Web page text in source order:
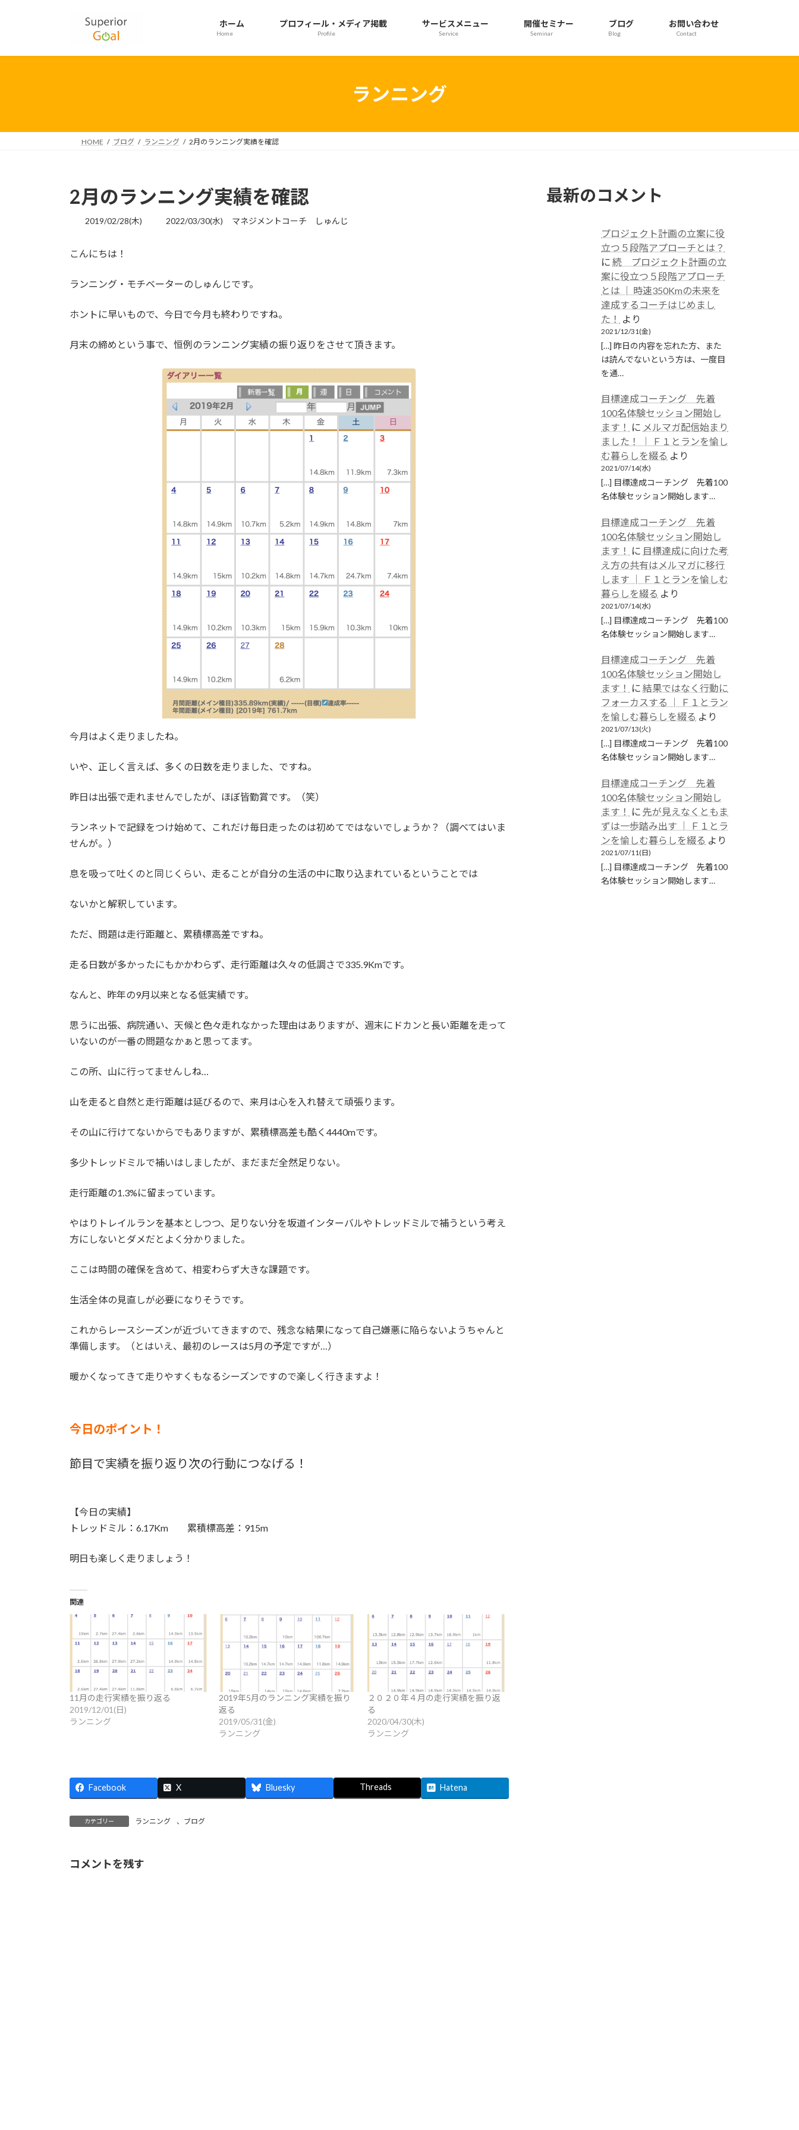
プ
動
ホーム
Home
プロフィール・メディア掲載
Profile
サービスメニュー
Service
開催セミナー
Seminar
ブログ
Blog
お問い合わせ
Contact
ランニング
HOME ブログ ランニング 2月のランニング実績を確認
2月のランニング実績を確認
2019/02/28(木)
最
時
:
2022/03/30(水) マネジメントコーチ しゅんじ
こんにちは！
ランニング・モチベーターのしゅんじです。
ホントに早いもので、今日で今月も終わりですね。
月末の締めという事で、恒例のランニング実績の振り返りをさせて頂きます。
今月はよく走りましたね。
いや、正しく言えば、多くの日数を走りました、ですね。
昨日は出張で走れませんでしたが、ほぼ皆勤賞です。（笑）
ランネットで記録をつけ始めて、これだけ毎日走ったのは初めてではないでしょうか？（調べてはいま
せんが。）
息を吸って吐くのと同じくらい、走ることが自分の生活の中に取り込まれているということでは
ないかと解釈しています。
ただ、問題は走行距離と、累積標高差ですね。
走る日数が多かったにもかかわらず、走行距離は久々の低調さで335.9Kmです。
なんと、昨年の9月以来となる低実績です。
思うに出張、病院通い、天候と色々走れなかった理由はありますが、週末にドカンと長い距離を走って
いないのが一番の問題なかぁと思ってます。
この所、山に行ってませんしね…
山を走ると自然と走行距離は延びるので、来月は心を入れ替えて頑張ります。
その山に行けてないからでもありますが、累積標高差も酷く4440mです。
多少トレッドミルで補いはしましたが、まだまだ全然足りない。
走行距離の1.3%に留まっています。
やはりトレイルランを基本としつつ、足りない分を坂道インターバルやトレッドミルで補うという考え
方にしないとダメだとよく分かりました。
ここは時間の確保を含めて、相変わらず大きな課題です。
生活全体の見直しが必要になりそうです。
これからレースシーズンが近づいてきますので、残念な結果になって自己嫌悪に陥らないようちゃんと
準備します。（とはいえ、最初のレースは5月の予定ですが…）
暖かくなってきて走りやすくもなるシーズンですので楽しく行きますよ！
今日のポイント！
節目で実績を振り返り次の行動につなげる！
【今日の実績】
トレッドミル：6.17Km 累積標高差：915m
明日も楽しく走りましょう！
関連
11月の走行実績を振り返る
2019/12/01(日)
ランニング
2019年5月のランニング実績を振り
返る
2019/05/31(金)
ランニング
２０２０年４月の走行実績を振り返
る
2020/04/30(木)
ランニング
Facebook X Bluesky Threads Hatena
カテゴリー ランニング 、 ブログ
コメントを残す
最新のコメント
プロジェクト計画の立案に役
立つ５段階アプローチとは？
に続 プロジェクト計画の立
案に役立つ５段階アプローチ
とは │ 時速350Kmの未来を
達成するコーチはじめまし
た！
より
2021/12/31(金)
[…] 昨日の内容を忘れた方、また
は読んでないという方は、一度目
を通…
目標達成コーチング 先着
100名体験セッション開始し
ます！
に メルマガ配信始まり
ました！ │ Ｆ１とランを愉し
む暮らしを綴る より
2021/07/14(水)
[…] 目標達成コーチング 先着100
名体験セッション開始します…
目標達成コーチング 先着
100名体験セッション開始し
ます！
に 目標達成に向けた考
え方の共有はメルマガに移行
します │ Ｆ１とランを愉しむ
暮らしを綴る より
2021/07/14(水)
[…] 目標達成コーチング 先着100
名体験セッション開始します…
目標達成コーチング 先着
100名体験セッション開始し
ます！
に結果ではなく行動に
フォーカスする │ Ｆ１とラン
を愉しむ暮らしを綴る より
2021/07/13(火)
[…] 目標達成コーチング 先着100
名体験セッション開始します…
目標達成コーチング 先着
100名体験セッション開始し
ます！
に先が見えなくともま
ずは一歩踏み出す │ Ｆ１とラ
ンを愉しむ暮らしを綴る より
2021/07/11(日)
[…] 目標達成コーチング 先着100
名体験セッション開始します…